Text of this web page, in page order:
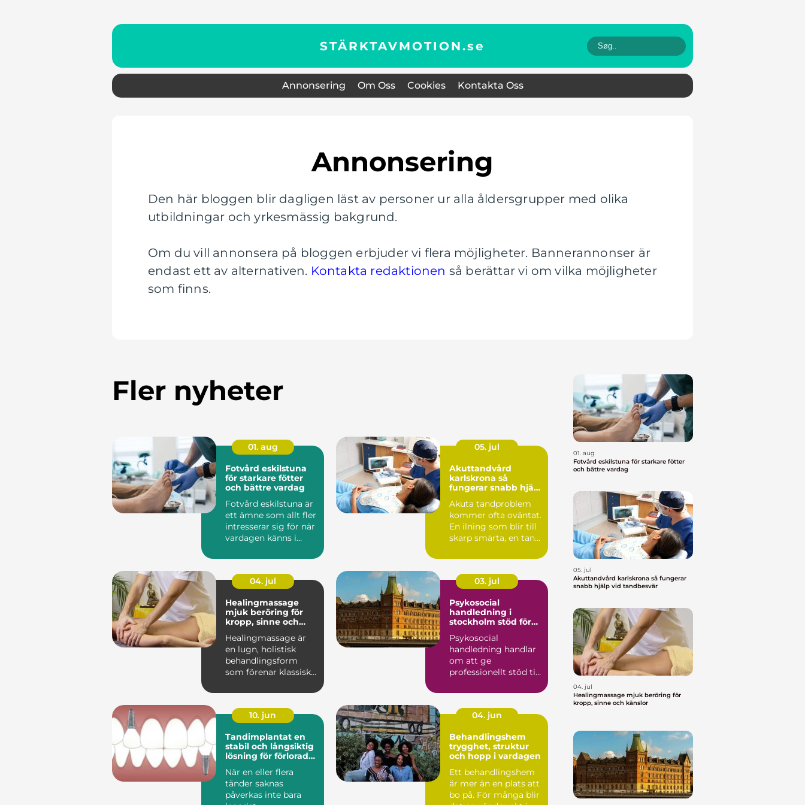
STÄRKTAVMOTION.se
Annonsering Om Oss Cookies Kontakta Oss
Annonsering
Den här bloggen blir dagligen läst av personer ur alla åldersgrupper med olika
utbildningar och yrkesmässig bakgrund.
Om du vill annonsera på bloggen erbjuder vi flera möjligheter. Bannerannonser är
endast ett av alternativen. Kontakta redaktionen så berättar vi om vilka möjligheter
som finns.
Fler nyheter
01. aug
Fotvård eskilstuna
för starkare fötter
och bättre vardag
Fotvård eskilstuna är
ett ämne som allt fler
intresserar sig för när
vardagen känns i
05. jul
Akuttandvård
karlskrona så
fungerar snabb hjälp
Akuta tandproblem
kommer ofta oväntat.
En ilning som blir till
skarp smärta, en tand
04. jul
Healingmassage
mjuk beröring för
kropp, sinne och
Healingmassage är
en lugn, holistisk
behandlingsform
som förenar klassisk
energibaserad ...
03. jul
Psykosocial
handledning i
stockholm stöd för
Psykosocial
handledning handlar
om att ge
professionellt stöd till
nära andra m...
10. jun
Tandimplantat en
stabil och långsiktig
lösning för förlorade
När en eller flera
tänder saknas
påverkas inte bara
04. jun
Behandlingshem
trygghet, struktur
och hopp i vardagen
Ett behandlingshem
är mer än en plats att
bo på. För många blir
01. aug
Fotvård eskilstuna för starkare fötter
och bättre vardag
05. jul
Akuttandvård karlskrona så fungerar
snabb hjälp vid tandbesvär
04. jul
Healingmassage mjuk beröring för
kropp, sinne och känslor